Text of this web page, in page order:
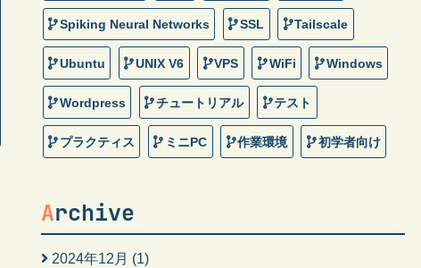
Spiking Neural Networks SSL Tailscale
Ubuntu UNIX V6 VPS WiFi Windows
Wordpress チュートリアル テスト
プラクティス ミニPC 作業環境 初学者向け
Archive
2024年12月 (1)